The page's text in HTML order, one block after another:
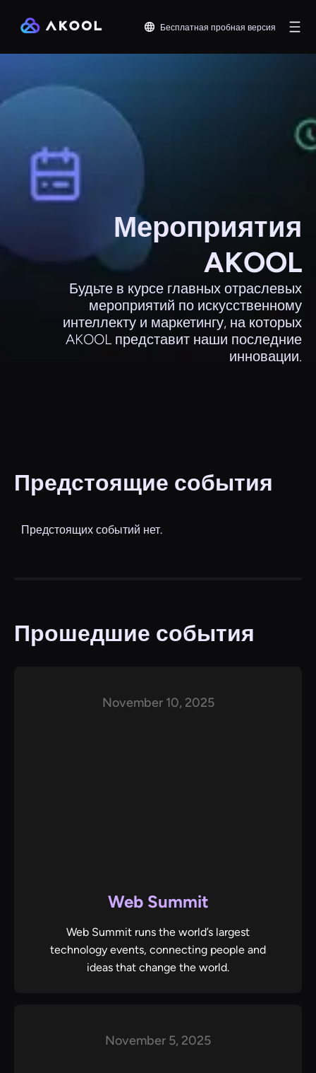
Бесплатная пробная версия
Мероприятия
AKOOL
Будьте в курсе главных отраслевых
мероприятий по искусственному
интеллекту и маркетингу, на которых
AKOOL представит наши последние
инновации.
Предстоящие события
Предстоящих событий нет.
Прошедшие события
November 10, 2025
Web Summit
Web Summit runs the world’s largest
technology events, connecting people and
ideas that change the world.
November 5, 2025